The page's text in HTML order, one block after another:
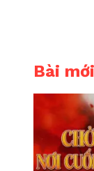
Bài mới